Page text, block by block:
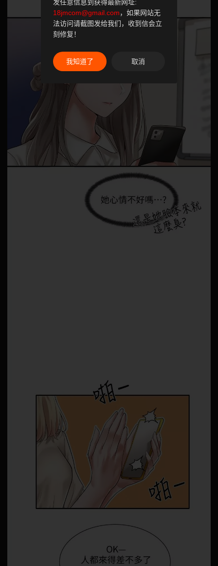
发任意信息到获得最新网址:
18jmcom@gmail.com，如果网站无
法访问请截图发给我们，收到信会立
刻修复！
我知道了 取消